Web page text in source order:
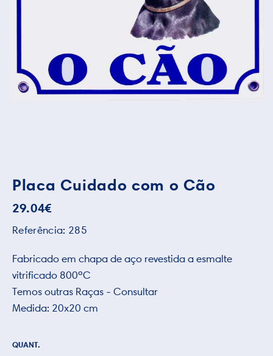
Placa Cuidado com o Cão
29.04€
Referência: 285
Fabricado em chapa de aço revestida a esmalte
vitrificado 800ºC
Temos outras Raças - Consultar
Medida: 20x20 cm
QUANT.